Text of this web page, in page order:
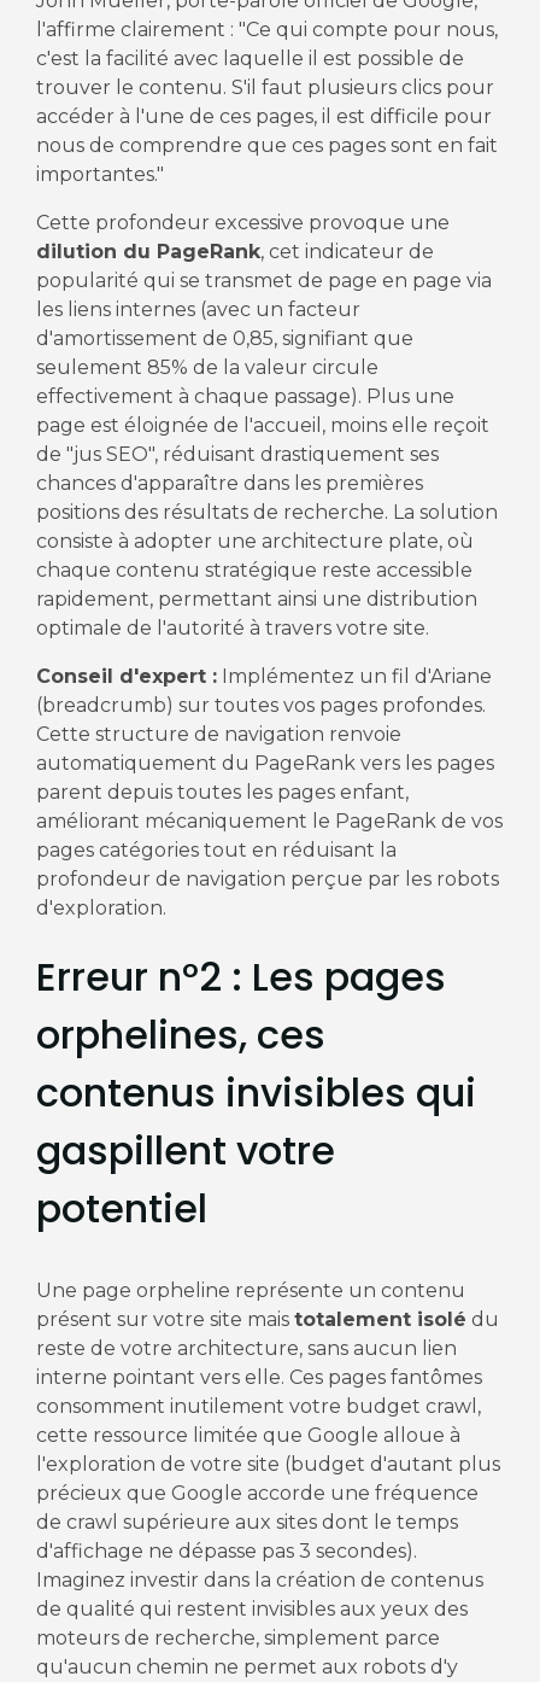
l'affirme clairement : "Ce qui compte pour nous,
c'est la facilité avec laquelle il est possible de
trouver le contenu. S'il faut plusieurs clics pour
accéder à l'une de ces pages, il est difficile pour
nous de comprendre que ces pages sont en fait
importantes."
Cette profondeur excessive provoque une
dilution du PageRank, cet indicateur de
popularité qui se transmet de page en page via
les liens internes (avec un facteur
d'amortissement de 0,85, signifiant que
seulement 85% de la valeur circule
effectivement à chaque passage). Plus une
page est éloignée de l'accueil, moins elle reçoit
de "jus SEO", réduisant drastiquement ses
chances d'apparaître dans les premières
positions des résultats de recherche. La solution
consiste à adopter une architecture plate, où
chaque contenu stratégique reste accessible
rapidement, permettant ainsi une distribution
optimale de l'autorité à travers votre site.
Conseil d'expert :Implémentez un fil d'Ariane
(breadcrumb) sur toutes vos pages profondes.
Cette structure de navigation renvoie
automatiquement du PageRank vers les pages
parent depuis toutes les pages enfant,
améliorant mécaniquement le PageRank de vos
pages catégories tout en réduisant la
profondeur de navigation perçue par les robots
d'exploration.
Erreur n°2 : Les pages
orphelines, ces
contenus invisibles qui
gaspillent votre
potentiel
Une page orpheline représente un contenu
présent sur votre site mais totalement isolé du
reste de votre architecture, sans aucun lien
interne pointant vers elle. Ces pages fantômes
consomment inutilement votre budget crawl,
cette ressource limitée que Google alloue à
l'exploration de votre site (budget d'autant plus
précieux que Google accorde une fréquence
de crawl supérieure aux sites dont le temps
d'affichage ne dépasse pas 3 secondes).
Imaginez investir dans la création de contenus
de qualité qui restent invisibles aux yeux des
moteurs de recherche, simplement parce
qu'aucun chemin ne permet aux robots d'y